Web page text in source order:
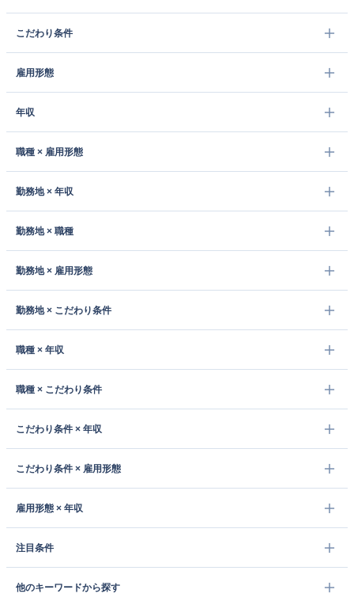
こだわり条件
雇用形態
年収
職種 × 雇用形態
勤務地 × 年収
勤務地 × 職種
勤務地 × 雇用形態
勤務地 × こだわり条件
職種 × 年収
職種 × こだわり条件
こだわり条件 × 年収
こだわり条件 × 雇用形態
雇用形態 × 年収
注目条件
他のキーワードから探す